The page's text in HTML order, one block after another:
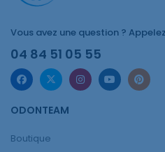
Vous avez une question ?
04 84 51 05 55
ODONTEAM
Boutique